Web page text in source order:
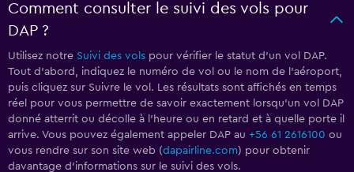
Comment consulter le suivi des vols pour
DAP ?
Utilisez notre Suivi des vols pour vérifier le statut d'un vol DAP.
Tout d'abord, indiquez le numéro de vol ou le nom de l'aéroport,
puis cliquez sur Suivre le vol. Les résultats sont affichés en temps
réel pour vous permettre de savoir exactement lorsqu'un vol DAP
donné atterrit ou décolle à l'heure ou en retard et à quelle porte il
arrive. Vous pouvez également appeler DAP au +56 61 2616100 ou
vous rendre sur son site web (dapairline.com) pour obtenir
davantage d'informations sur le suivi des vols.